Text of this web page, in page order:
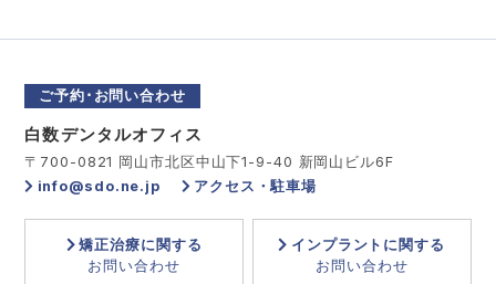
ご予約･お問い合わせ
白数デンタルオフィス
〒700-0821 岡山市北区中山下1-9-40 新岡山ビル6F
info@sdo.ne.jp
アクセス・駐車場
矯正治療に関する
お問い合わせ
インプラントに関する
お問い合わせ